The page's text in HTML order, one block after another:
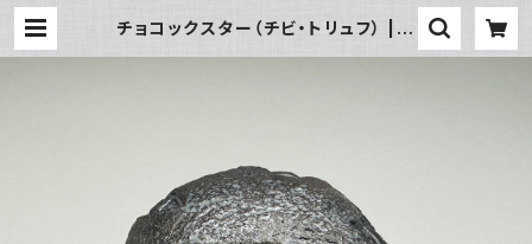
チョコックスター（チビ・トリュフ） | T